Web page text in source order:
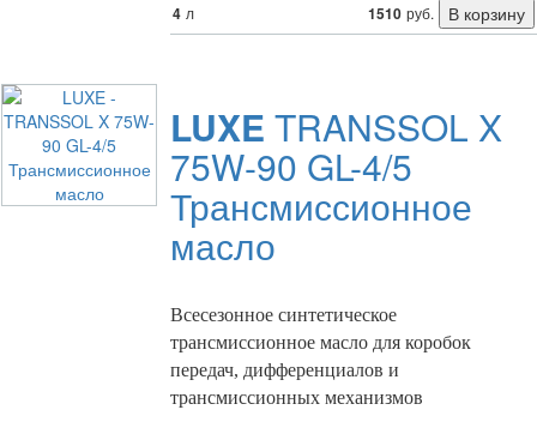
4 л 1510 руб.
LUXE TRANSSOL X
75W-90 GL-4/5
Трансмиссионное
масло
Всесезонное синтетическое
трансмиссионное масло для коробок
передач, дифференциалов и
трансмиссионных механизмов